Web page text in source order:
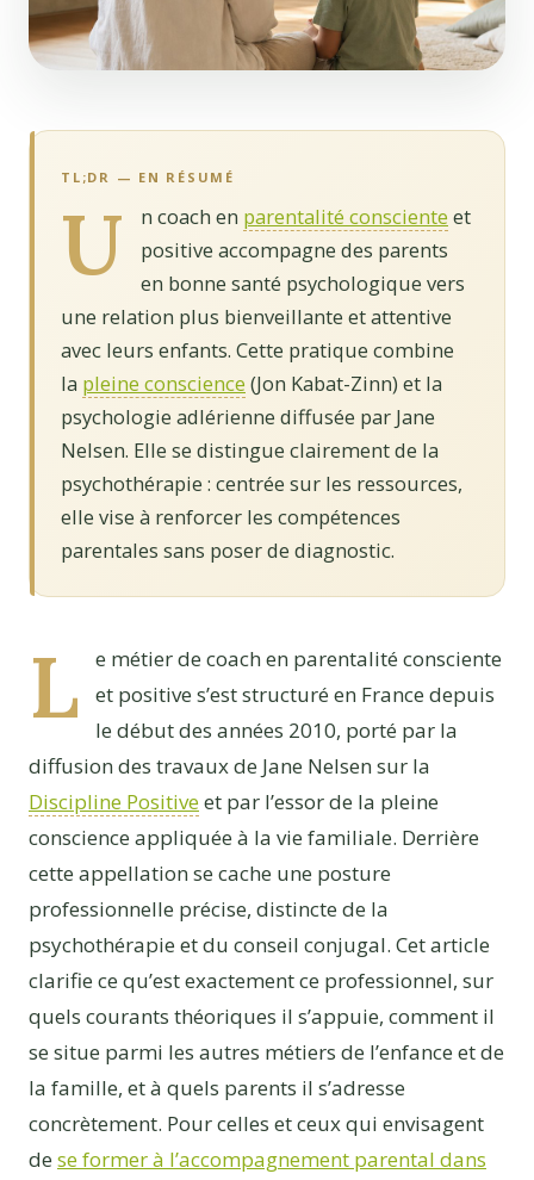
TL;DR — EN RÉSUMÉ
U n coach en parentalité consciente et
positive accompagne des parents
en bonne santé psychologique vers
une relation plus bienveillante et attentive
avec leurs enfants. Cette pratique combine
la pleine conscience (Jon Kabat-Zinn) et la
psychologie adlérienne diffusée par Jane
Nelsen. Elle se distingue clairement de la
psychothérapie : centrée sur les ressources,
elle vise à renforcer les compétences
parentales sans poser de diagnostic.
L
e métier de coach en parentalité consciente
et positive s’est structuré en France depuis
le début des années 2010, porté par la
diffusion des travaux de Jane Nelsen sur la
Discipline Positiveet par l’essor de la pleine
conscience appliquée à la vie familiale. Derrière
cette appellation se cache une posture
professionnelle précise, distincte de la
psychothérapie et du conseil conjugal. Cet article
clarifie ce qu’est exactement ce professionnel, sur
quels courants théoriques il s’appuie, comment il
se situe parmi les autres métiers de l’enfance et de
la famille, et à quels parents il s’adresse
concrètement. Pour celles et ceux qui envisagent
de se former à l’accompagnement parental dans